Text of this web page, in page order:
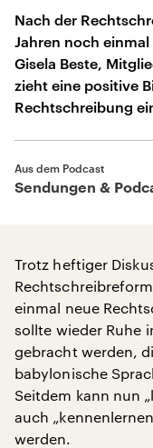
Nach der
Jahren noch
Gisela Beste,
zieht eine positive
Rechtschreibung
Aus dem Podcast
Sendungen &
Trotz heftiger
einmal neue
sollte wieder Ruhe
gebracht werden,
babylonische
Seitdem kann nun
auch
werden.